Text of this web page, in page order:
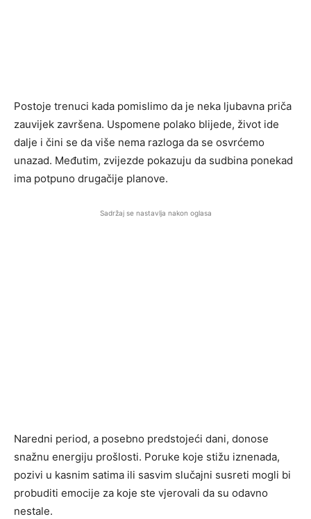
Postoje trenuci kada pomislimo da je neka ljubavna priča
zauvijek završena. Uspomene polako blijede, život ide
dalje i čini se da više nema razloga da se osvrćemo
unazad. Međutim, zvijezde pokazuju da sudbina ponekad
ima potpuno drugačije planove.
Sadržaj se nastavlja nakon oglasa
Naredni period, a posebno predstojeći dani, donose
snažnu energiju prošlosti. Poruke koje stižu iznenada,
pozivi u kasnim satima ili sasvim slučajni susreti mogli bi
probuditi emocije za koje ste vjerovali da su odavno
nestale.